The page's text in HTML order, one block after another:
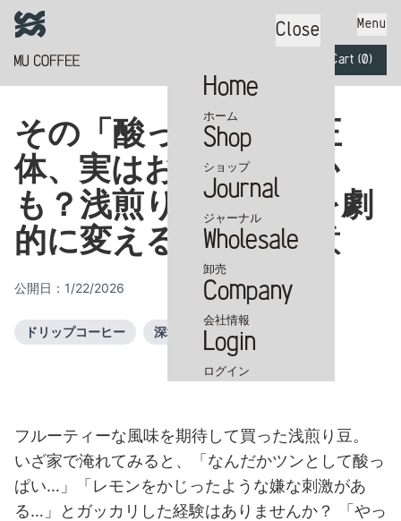
Menu
Cart (0)
Close
Home
ホーム
Shop
ショップ
Journal
ジャーナル
Wholesale
卸売
Company
会社情報
Login
ログイン
カートに商品がありません
その「酸っぱさ」の正
体、実はお湯の温度か
も？浅煎りコーヒーを劇
的に変える抽出の極意
公開日： 1/22/2026
ドリップコーヒー 深堀り V60
フルーティーな風味を期待して買った浅煎り豆。
いざ家で淹れてみると、「なんだかツンとして酸っ
ぱい…」「レモンをかじったような嫌な刺激があ
る…」とガッカリした経験はありませんか？ 「やっ